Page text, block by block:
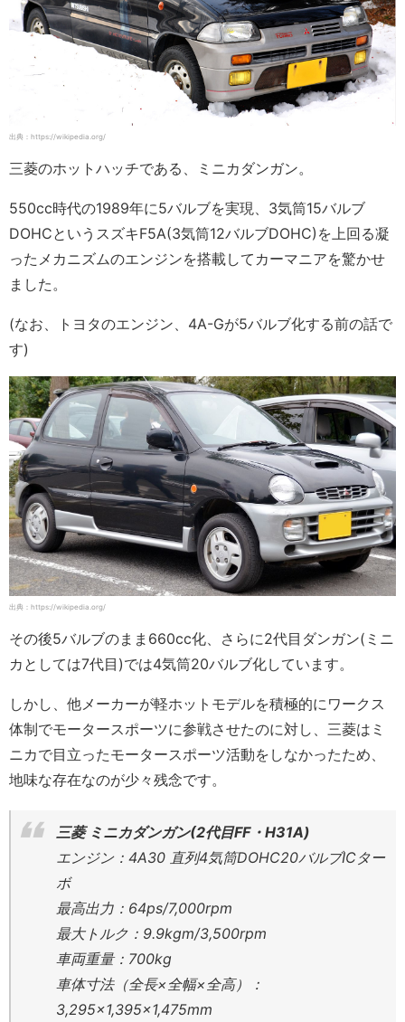
出典：https://wikipedia.org/
三菱のホットハッチである、ミニカダンガン。
550cc時代の1989年に5バルブを実現、3気筒15バルブ
DOHCというスズキF5A(3気筒12バルブDOHC)を上回る凝
ったメカニズムのエンジンを搭載してカーマニアを驚かせ
ました。
(なお、トヨタのエンジン、4A-Gが5バルブ化する前の話で
す)
出典：https://wikipedia.org/
その後5バルブのまま660cc化、さらに2代目ダンガン(ミニ
カとしては7代目)では4気筒20バルブ化しています。
しかし、他メーカーが軽ホットモデルを積極的にワークス
体制でモータースポーツに参戦させたのに対し、三菱はミ
ニカで目立ったモータースポーツ活動をしなかったため、
地味な存在なのが少々残念です。
三菱 ミニカダンガン(2代目FF・H31A)
エンジン：4A30 直列4気筒DOHC20バルブICター
ボ
最高出力：64ps/7,000rpm
最大トルク：9.9kgm/3,500rpm
車両重量：700kg
車体寸法（全長×全幅×全高）：
3,295×1,395×1,475mm